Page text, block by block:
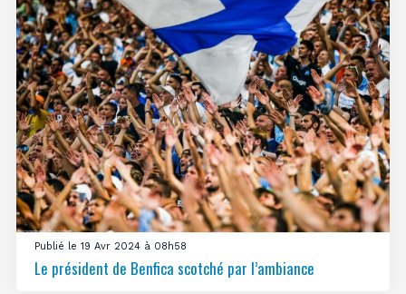
Publié le 19 Avr 2024 à 08h58
Le président de Benfica scotché par l’ambiance